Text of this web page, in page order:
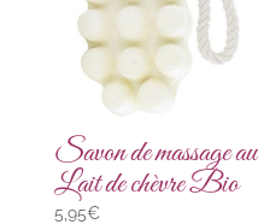
Savon de massage au
Lait de chèvre Bio
5,95€